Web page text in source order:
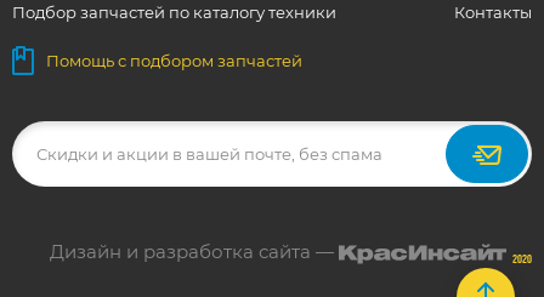
Подбор запчастей по каталогу техники Контакты
Помощь с подбором запчастей
Дизайн и разработка сайта — 2020